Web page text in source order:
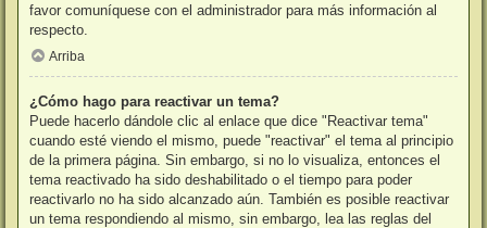
favor comuníquese con el administrador para más información al
respecto.
Arriba
¿Cómo hago para reactivar un tema?
Puede hacerlo dándole clic al enlace que dice "Reactivar tema"
cuando esté viendo el mismo, puede "reactivar" el tema al principio
de la primera página. Sin embargo, si no lo visualiza, entonces el
tema reactivado ha sido deshabilitado o el tiempo para poder
reactivarlo no ha sido alcanzado aún. También es posible reactivar
un tema respondiendo al mismo, sin embargo, lea las reglas del